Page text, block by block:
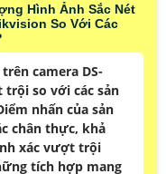
Hình Ảnh Sắc Nét
So Với Các
camera DS-
trội so với các sản
nhấn của sản
chân thực, khả
xác vượt trội
tích hợp mang